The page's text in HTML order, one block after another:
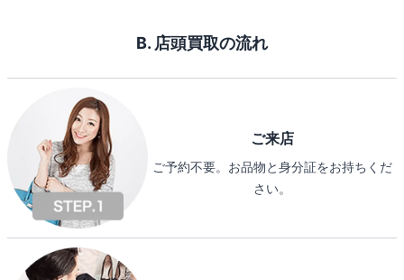
B. 店頭買取の流れ
ご来店
ご予約不要。お品物と身分証をお持ちくだ
さい。